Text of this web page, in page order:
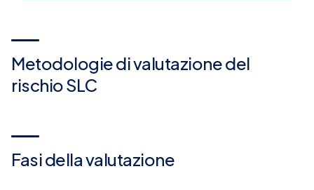
Metodologie di valutazione del
rischio SLC
Fasi della valutazione